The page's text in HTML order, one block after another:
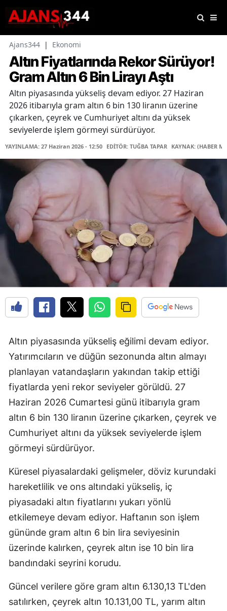
Ajans344 | Ekonomi
Altın Fiyatlarında Rekor Sürüyor!
Gram Altın 6 Bin Lirayı Aştı
Altın piyasasında yükseliş devam ediyor. 27 Haziran
2026 itibarıyla gram altın 6 bin 130 liranın üzerine
çıkarken, çeyrek ve Cumhuriyet altını da yüksek
seviyelerde işlem görmeyi sürdürüyor.
YAYINLAMA: 27 Haziran 2026 - 12:50 EDİTÖR: TUĞBA TAPAR KAYNAK: (HABER
Altın piyasasında yükseliş eğilimi devam ediyor.
Yatırımcıların ve düğün sezonunda altın almayı
planlayan vatandaşların yakından takip ettiği
fiyatlarda yeni rekor seviyeler görüldü. 27
Haziran 2026 Cumartesi günü itibarıyla gram
altın 6 bin 130 liranın üzerine çıkarken, çeyrek ve
Cumhuriyet altını da yüksek seviyelerde işlem
görmeyi sürdürüyor.
Küresel piyasalardaki gelişmeler, döviz kurundaki
hareketlilik ve ons altındaki yükseliş, iç
piyasadaki altın fiyatlarını yukarı yönlü
etkilemeye devam ediyor. Haftanın son işlem
gününde gram altın 6 bin lira seviyesinin
üzerinde kalırken, çeyrek altın ise 10 bin lira
bandındaki seyrini korudu.
Güncel verilere göre gram altın 6.130,13 TL'den
satılırken, çeyrek altın 10.131,00 TL, yarım altın